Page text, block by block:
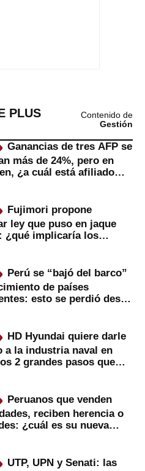
PLUS
Contenido de
Gestión
Ganancias de tres AFP se
más de 24%, pero en
¿a cuál está afiliado
Fujimori propone
ley que puso en jaque
¿qué implicaría los
Perú se “bajó del barco”
de países
esto se perdió desde
HD Hyundai quiere darle
a la industria naval en
2 grandes pasos que
Peruanos que venden
reciben herencia o
¿cuál es su nueva
UTP, UPN y Senati: las